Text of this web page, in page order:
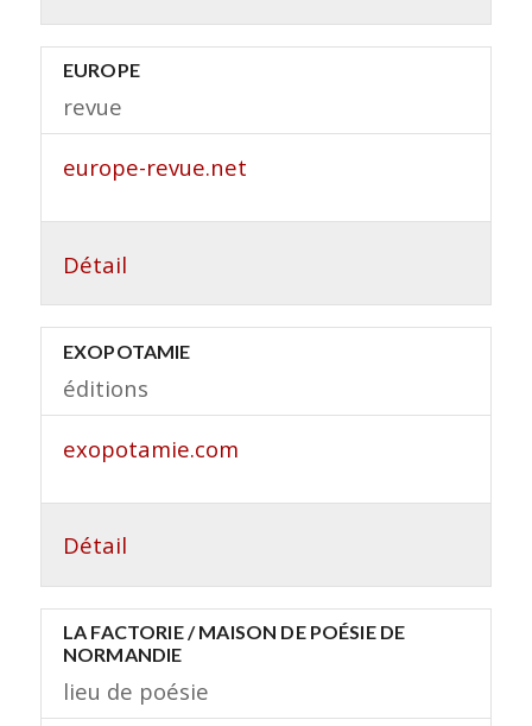
EUROPE
revue
europe-revue.net
Détail
EXOPOTAMIE
éditions
exopotamie.com
Détail
LA FACTORIE / MAISON DE POÉSIE DE
NORMANDIE
lieu de poésie